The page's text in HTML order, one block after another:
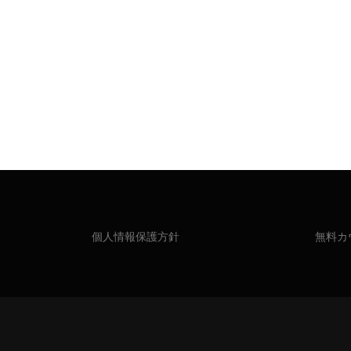
個人情報保護方針 無料